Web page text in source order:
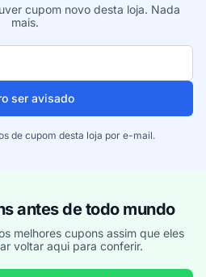
cupom novo desta loja. Nada
mais.
ser avisado
de cupom desta loja por e-mail.
antes de todo mundo
melhores cupons assim que eles
voltar aqui para conferir.